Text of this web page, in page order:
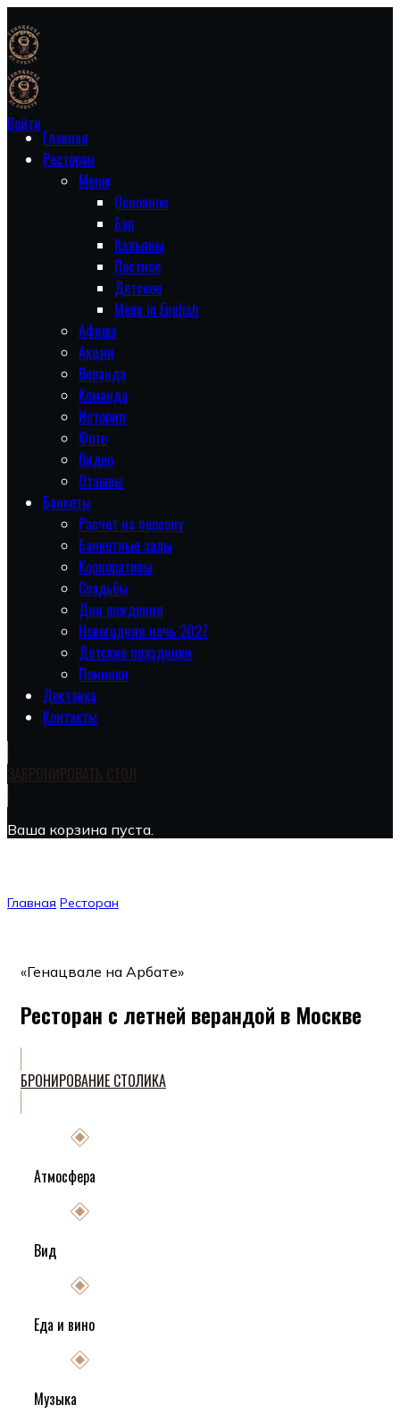
Войти
Главная
Ресторан
Меню
Основное
Бар
Кальяны
Постное
Детское
Menu in English
Афиша
Акции
Веранда
Команда
История
Фото
Видео
Отзывы
Банкеты
Расчет на персону
Банкетные залы
Корпоративы
Свадьбы
Дни рождения
Новогодняя ночь 2027
Детские праздники
Поминки
Доставка
Контакты
ЗАБРОНИРОВАТЬ СТОЛ
Ваша корзина пуста.
Главная Ресторан
«Генацвале на Арбате»
Ресторан с летней верандой в Москве
БРОНИРОВАНИЕ СТОЛИКА
Атмосфера
Вид
Еда и вино
Музыка